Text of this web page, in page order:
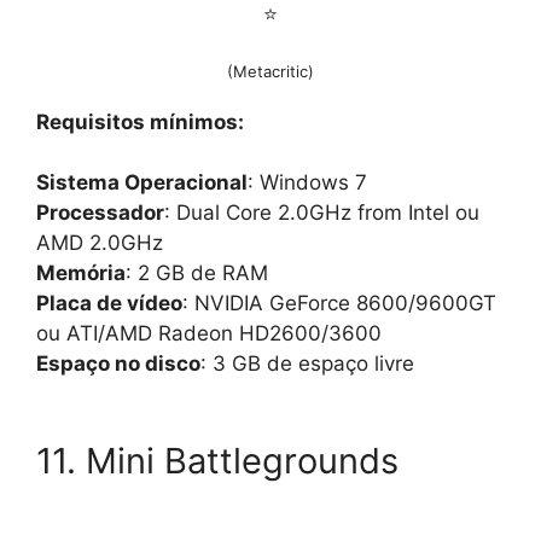
⭐
(Metacritic)
Requisitos mínimos:
Sistema Operacional: Windows 7
Processador: Dual Core 2.0GHz from Intel ou
AMD 2.0GHz
Memória: 2 GB de RAM
Placa de vídeo: NVIDIA GeForce 8600/9600GT
ou ATI/AMD Radeon HD2600/3600
Espaço no disco: 3 GB de espaço livre
11. Mini Battlegrounds